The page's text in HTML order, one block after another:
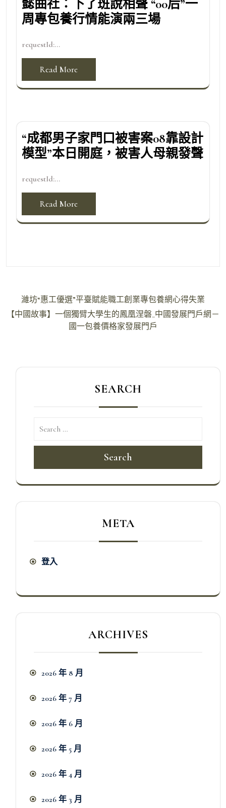
懿曲社：下了班說相聲 “00后”一
周專包養行情能演兩三場
requestId:...
Read More
“成都男子家門口被害案08靠設計
模型”本日開庭，被害人母親發聲
requestId:...
Read More
章
濰坊“惠工優選”平臺賦能職工創業專包養網心得失業
【中國故事】一個獨臂大學生的鳳凰涅磐_中國發展門戶網－
國一包養價格家發展門戶
SEARCH
Search
META
登入
ARCHIVES
2026 年 8 月
2026 年 7 月
2026 年 6 月
2026 年 5 月
2026 年 4 月
2026 年 3 月